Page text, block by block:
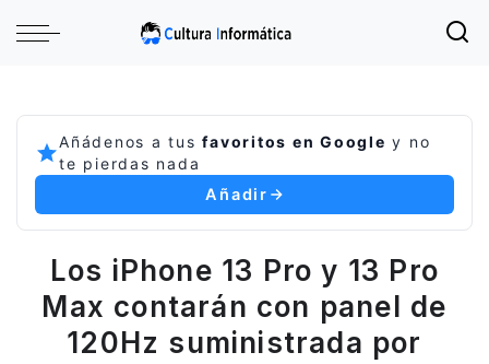
Añádenos a tusfavoritos en Google y no
te pierdas nada
Añadir
Los iPhone 13 Pro y 13 Pro
Max contarán con panel de
120Hz suministrada por